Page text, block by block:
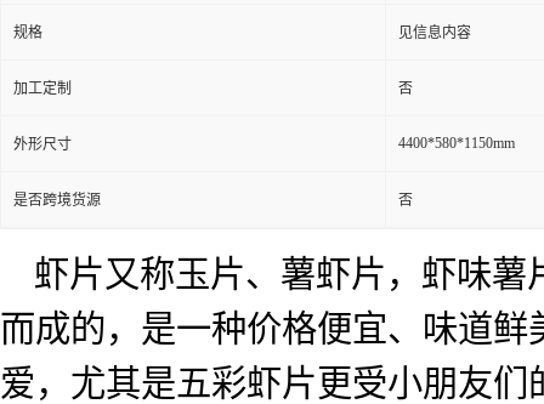
规格 见信息内容
加工定制 否
外形尺寸 4400*580*1150mm
是否跨境货源 否
虾片又称玉片、薯虾片，虾味
而成的，是一种价格便宜、味道
爱，尤其是五彩虾片更受小朋友们